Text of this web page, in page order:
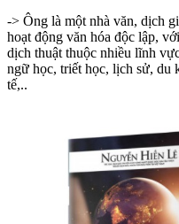
-> Ông là một nhà văn, dịch
hoạt động văn hóa độc lập,
dịch thuật thuộc nhiều lĩnh
ngữ học, triết học, lịch sử, du
tế,..